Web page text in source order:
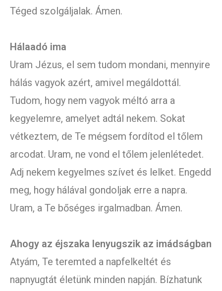
Téged szolgáljalak. Ámen.
Hálaadó ima
Uram Jézus, el sem tudom mondani, mennyire
hálás vagyok azért, amivel megáldottál.
Tudom, hogy nem vagyok méltó arra a
kegyelemre, amelyet adtál nekem. Sokat
vétkeztem, de Te mégsem fordítod el tőlem
arcodat. Uram, ne vond el tőlem jelenlétedet.
Adj nekem kegyelmes szívet és lelket. Engedd
meg, hogy hálával gondoljak erre a napra.
Uram, a Te bőséges irgalmadban. Ámen.
Ahogy az éjszaka lenyugszik az imádságban
Atyám, Te teremted a napfelkeltét és
napnyugtát életünk minden napján. Bízhatunk